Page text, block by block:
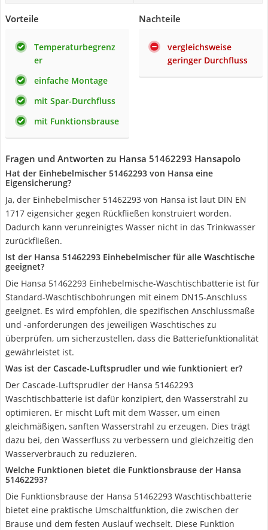
Vorteile
Temperaturbegrenz
er
einfache Montage
mit Spar-Durchfluss
mit Funktionsbrause
Nachteile
vergleichsweise
geringer Durchfluss
Fragen und Antworten zu Hansa 51462293 Hansapolo
Hat der Einhebelmischer 51462293 von Hansa eine
Eigensicherung?
Ja, der Einhebelmischer 51462293 von Hansa ist laut DIN EN
1717 eigensicher gegen Rückfließen konstruiert worden.
Dadurch kann verunreinigtes Wasser nicht in das Trinkwasser
zurückfließen.
Ist der Hansa 51462293 Einhebelmischer für alle Waschtische
geeignet?
Die Hansa 51462293 Einhebelmische-Waschtischbatterie ist für
Standard-Waschtischbohrungen mit einem DN15-Anschluss
geeignet. Es wird empfohlen, die spezifischen Anschlussmaße
und -anforderungen des jeweiligen Waschtisches zu
überprüfen, um sicherzustellen, dass die Batteriefunktionalität
gewährleistet ist.
Was ist der Cascade-Luftsprudler und wie funktioniert er?
Der Cascade-Luftsprudler der Hansa 51462293
Waschtischbatterie ist dafür konzipiert, den Wasserstrahl zu
optimieren. Er mischt Luft mit dem Wasser, um einen
gleichmäßigen, sanften Wasserstrahl zu erzeugen. Dies trägt
dazu bei, den Wasserfluss zu verbessern und gleichzeitig den
Wasserverbrauch zu reduzieren.
Welche Funktionen bietet die Funktionsbrause der Hansa
51462293?
Die Funktionsbrause der Hansa 51462293 Waschtischbatterie
bietet eine praktische Umschaltfunktion, die zwischen der
Brause und dem festen Auslauf wechselt. Diese Funktion